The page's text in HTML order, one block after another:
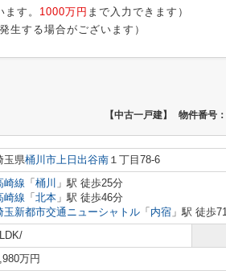
す。 1000万円 まで入力できます）
生する場合がございます）
【中古一戸建】 物件番号
玉県桶川市上日出谷南 １丁目78-6
崎線 「 桶川 」駅 徒歩25分
崎線 「 北本 」駅 徒歩46分
玉新都市交通ニューシャトル 「 内宿 」駅 徒歩
万円